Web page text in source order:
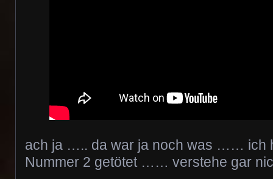
ach ja ….. da war ja noch was …… ich
Nummer 2 getötet …… verstehe gar